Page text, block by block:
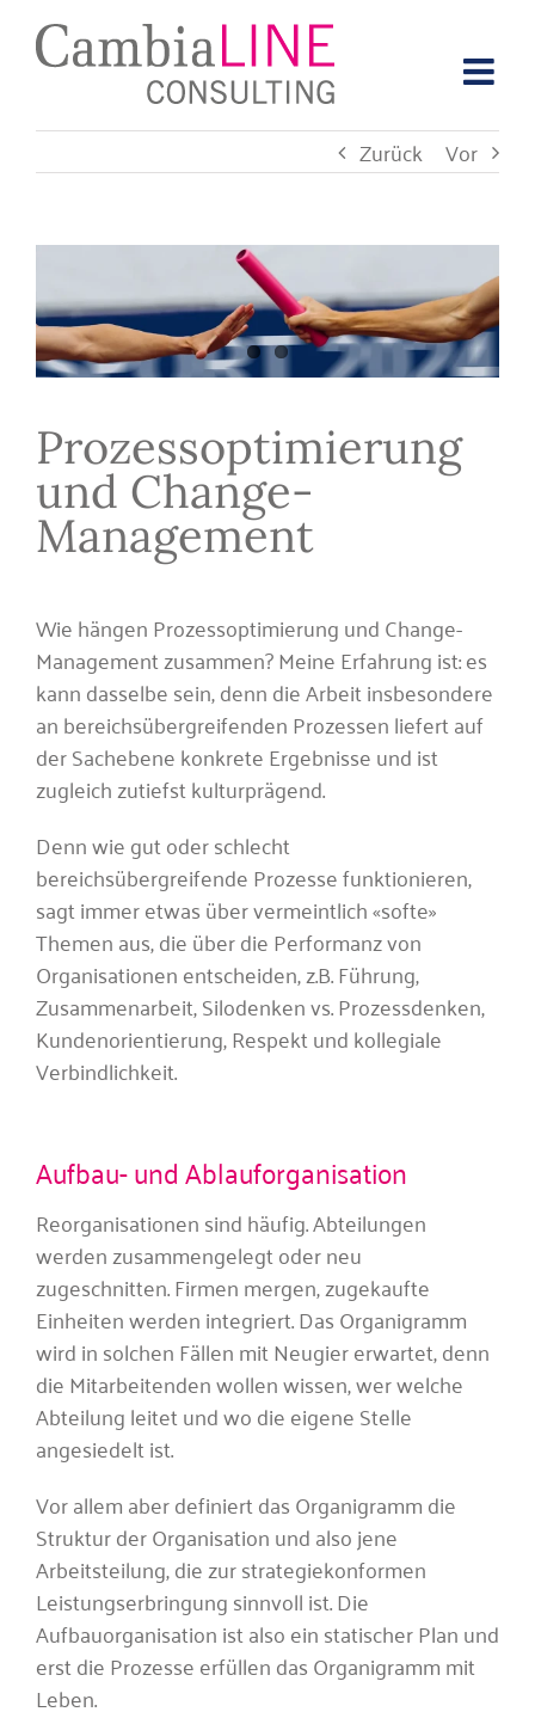
Inhalt
springen
Zurück Vor
Bild
Prozessoptimierung
und Change-
Management
Wie hängen Prozessoptimierung und Change-
Management zusammen? Meine Erfahrung ist: es
kann dasselbe sein, denn die Arbeit insbesondere
an bereichsübergreifenden Prozessen liefert auf
der Sachebene konkrete Ergebnisse und ist
zugleich zutiefst kulturprägend.
Denn wie gut oder schlecht
bereichsübergreifende Prozesse funktionieren,
sagt immer etwas über vermeintlich «softe»
Themen aus, die über die Performanz von
Organisationen entscheiden, z.B. Führung,
Zusammenarbeit, Silodenken vs. Prozessdenken,
Kundenorientierung, Respekt und kollegiale
Verbindlichkeit.
Aufbau- und Ablauforganisation
Reorganisationen sind häufig. Abteilungen
werden zusammengelegt oder neu
zugeschnitten. Firmen mergen, zugekaufte
Einheiten werden integriert. Das Organigramm
wird in solchen Fällen mit Neugier erwartet, denn
die Mitarbeitenden wollen wissen, wer welche
Abteilung leitet und wo die eigene Stelle
angesiedelt ist.
Vor allem aber definiert das Organigramm die
Struktur der Organisation und also jene
Arbeitsteilung, die zur strategiekonformen
Leistungserbringung sinnvoll ist. Die
Aufbauorganisation ist also ein statischer Plan und
erst die Prozesse erfüllen das Organigramm mit
Leben.